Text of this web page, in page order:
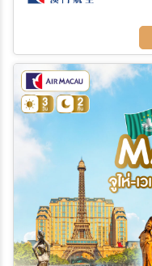
16 พ.ย. 69 - 18 พ.ย. 69
18 พ.ย. 69 - 20 พ.ย. 69
20 พ.ย. 69 - 22 พ.ย. 69
22 พ.ย. 69 - 24 พ.ย. 69
24 พ.ย. 69 - 26 พ.ย. 69
26 พ.ย. 69 - 28 พ.ย. 69
28 พ.ย. 69 - 30 พ.ย. 69
30 พ.ย. 69 - 02 ธ.ค. 69
02 ธ.ค. 69 - 04 ธ.ค. 69
08 ธ.ค. 69 - 10 ธ.ค. 69
11 ธ.ค. 69 - 13 ธ.ค. 69
13 ธ.ค. 69 - 15 ธ.ค. 69
13 ส.ค. 69 - 15 ส.ค. 69
21 ส.ค. 69 - 23 ส.ค. 69
23 ส.ค. 69 - 25 ส.ค. 69
27 ส.ค. 69 - 29 ส.ค. 69
29 ส.ค. 69 - 31 ส.ค. 69
31 ส.ค. 69 - 02 ก.ย. 69
02 ก.ย. 69 - 04 ก.ย. 69
04 ก.ย. 69 - 06 ก.ย. 69
06 ก.ย. 69 - 08 ก.ย. 69
08 ก.ย. 69 - 10 ก.ย. 69
10 ก.ย. 69 - 12 ก.ย. 69
12 ก.ย. 69 - 14 ก.ย. 69
14 ก.ย. 69 - 16 ก.ย. 69